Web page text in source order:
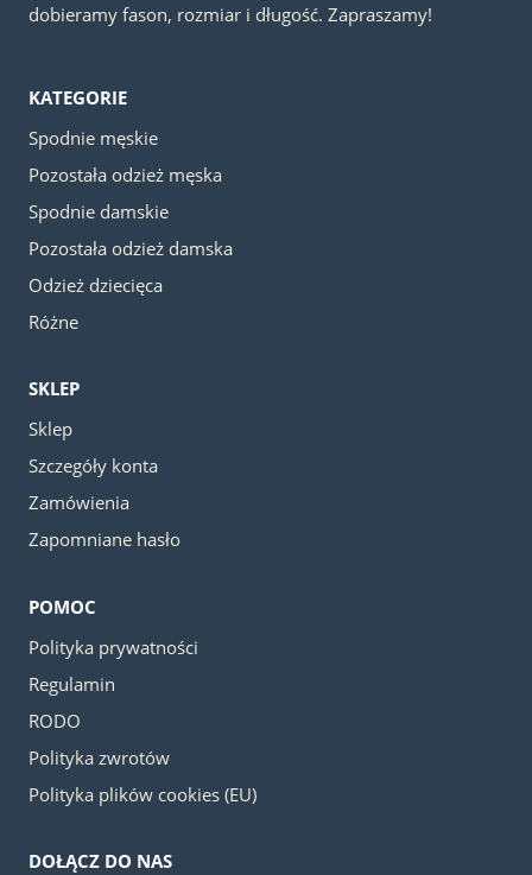
dobieramy fason, rozmiar i długość. Zapraszamy!
KATEGORIE
Spodnie męskie
Pozostała odzież męska
Spodnie damskie
Pozostała odzież damska
Odzież dziecięca
Różne
SKLEP
Sklep
Szczegóły konta
Zamówienia
Zapomniane hasło
POMOC
Polityka prywatności
Regulamin
RODO
Polityka zwrotów
Polityka plików cookies (EU)
DOŁĄCZ DO NAS